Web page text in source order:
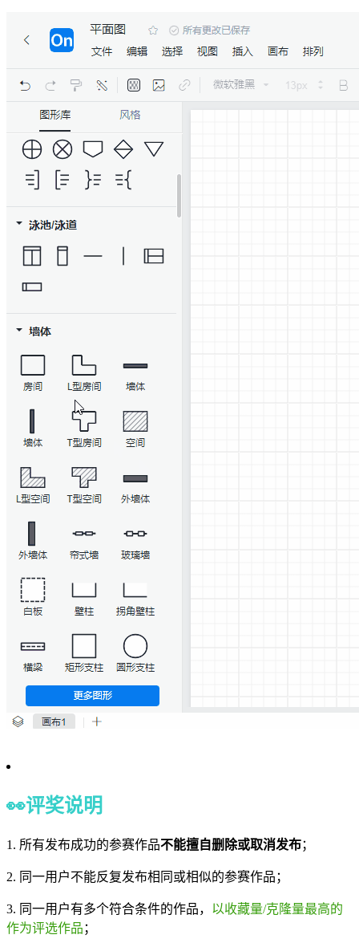
👀评奖说明
1. 所有发布成功的参赛作品不能擅自删除或取消发布；
2. 同一用户不能反复发布相同或相似的参赛作品；
3. 同一用户有多个符合条件的作品， 以收藏量/克隆量最高的
作为评选作品 ；